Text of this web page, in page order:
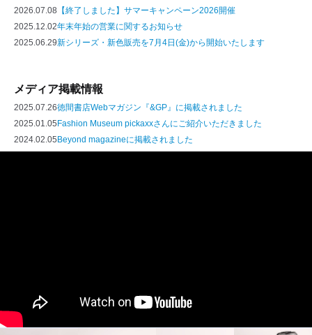
2026.07.08 【終了しました】サマーキャンペーン2026開催
2025.12.02年末年始の営業に関するお知らせ
2025.06.29新シリーズ・新色販売を7月4日(金)から開始いたします
メディア掲載情報
2025.07.26徳間書店Webマガジン『&GP』に掲載されました
2025.01.05Fashion Museum pickaxxさんにご紹介いただきました
2024.02.05Beyond magazineに掲載されました